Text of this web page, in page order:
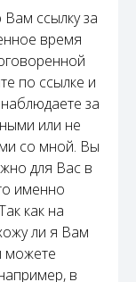
ссылку за
время
по ссылке и
за
или не
со мной. Вы
для Вас в
именно
как на
ли я Вам
можете
в